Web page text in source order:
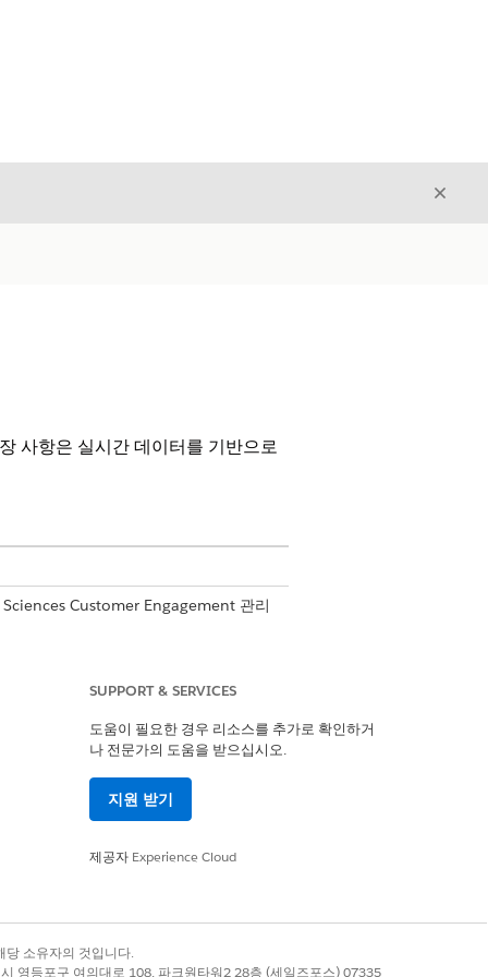
닫기
사항은 실시간 데이터를 기반으로
Customer Engagement 관리
한 값입니다. 다음은 올바른 형식의 점
SUPPORT & SERVICES
도움이 필요한 경우 리소스를 추가로 확인하거
나 전문가의 도움을 받으십시오.
지원 받기
제공자 Experience Cloud
소유자의 것입니다.
영등포구 여의대로 108, 파크원타워2 28층 (세일즈포스) 07335